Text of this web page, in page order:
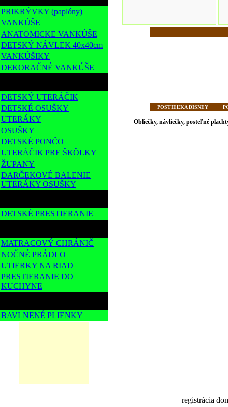
PRIKRÝVKY (paplóny)
VANKÚŠE
ANATOMICKE VANKÚŠE
DETSKÝ NÁVLEK 40x40cm
VANKÚŠIKY
DEKORAČNÉ VANKÚŠE
DETSKÝ UTERÁČIK
DETSKÉ OSUŠKY
UTERÁKY
OSUŠKY
DETSKÉ PONČO
UTERÁČIK PRE ŠKÔLKY
ŽUPANY
DARČEKOVÉ BALENIE
UTERÁKY OSUŠKY
DETSKÉ PRESTIERANIE
MATRACOVÝ CHRÁNIČ
NOČNÉ PRÁDLO
UTIERKY NA RIAD
PRESTIERANIE DO
KUCHYNE
BAVLNENÉ PLIENKY
POSTIEĽKA DISNEY
Obliečky, návliečky, posteľné
registrácia